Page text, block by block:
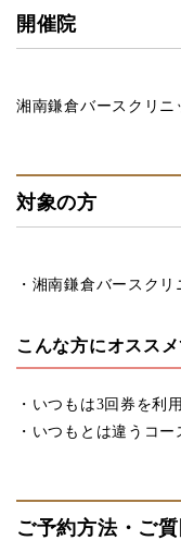
開催院
湘南鎌倉バースクリニ
対象の方
・湘南鎌倉バースク
こんな方にオススメ
・いつもは3回券を利
・いつもとは違うコ
ご予約方法・ご